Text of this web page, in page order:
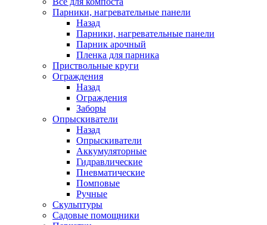
Парники, нагревательные панели
Назад
Парники, нагревательные панели
Парник арочный
Пленка для парника
Приствольные круги
Ограждения
Назад
Ограждения
Заборы
Опрыскиватели
Назад
Опрыскиватели
Аккумуляторные
Гидравлические
Пневматические
Помповые
Ручные
Скульптуры
Садовые помощники